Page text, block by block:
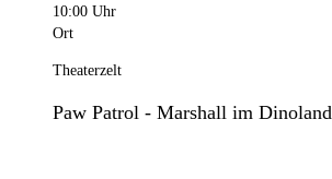
10:00 Uhr
Ort
Theaterzelt
Paw Patrol - Marshall im Dinoland